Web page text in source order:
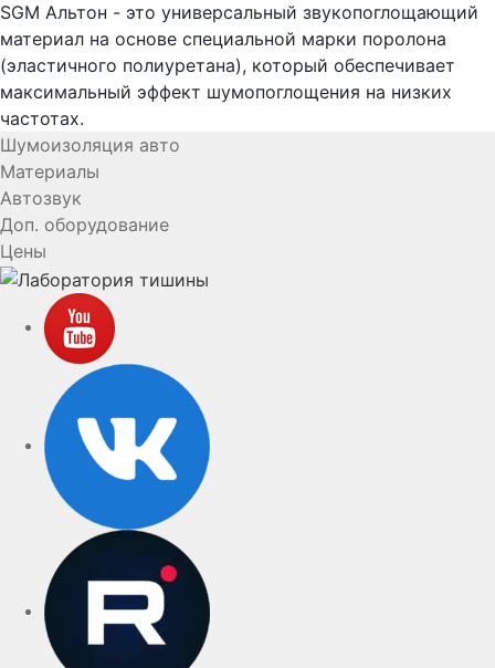
SGM Альтон - это универсальный звукопоглощающий
материал на основе специальной марки поролона
(эластичного полиуретана), который обеспечивает
максимальный эффект шумопоглощения на низких
частотах.
Шумоизоляция авто
Материалы
Автозвук
Доп. оборудование
Цены